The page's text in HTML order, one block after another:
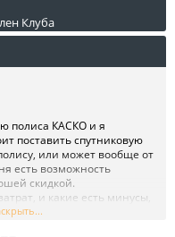
Клуба
полиса КАСКО и я
поставить спутниковую
или может вообще от
есть возможность
скидкой.
и какие есть минусы,
поделиться опытом?